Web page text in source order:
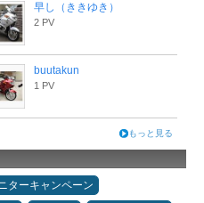
早し（ききゆき）
2 PV
buutakun
1 PV
もっと見る
ターキャンペーン